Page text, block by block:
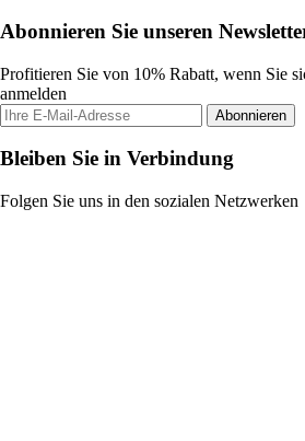
Abonnieren Sie unseren
Profitieren Sie von 10% Rabatt, wenn Sie
anmelden
Abonnieren
Bleiben Sie in Verbindung
Folgen Sie uns in den sozialen Netzwerken